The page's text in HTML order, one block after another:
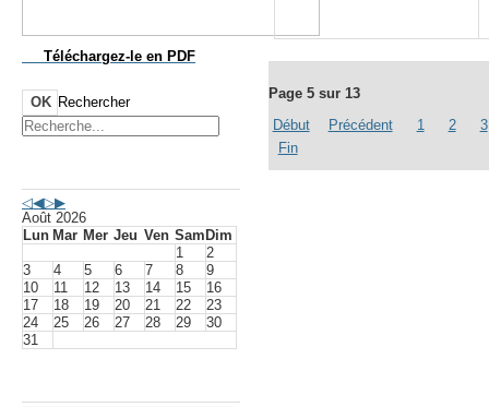
Téléchargez-le en PDF
OK Rechercher
Août 2026
Lun Mar Mer Jeu Ven Sam Dim
1
2
3
4 5 6 7 8
9
10
11 12 13 14 15
16
17
18 19 20 21 22
23
24
25 26 27 28 29
30
31
Page 5 sur 13
Début
Précédent 1 2
3
Fin